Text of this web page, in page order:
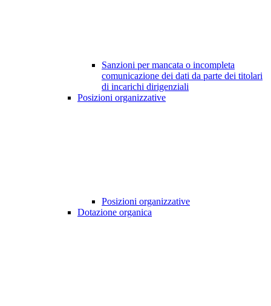
Sanzioni per mancata o incompleta
comunicazione dei dati da parte dei titolari
di incarichi dirigenziali
Posizioni organizzative
Posizioni organizzative
Dotazione organica